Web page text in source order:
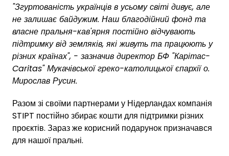
"Згуртованість українців в усьому світі дивує, але
не залишає байдужим. Наш благодійний фонд та
власне пральня-кав'ярня постійно відчувають
підтримку від земляків, які живуть та працюють у
різних країнах", - зазначив директор БФ "Карітас-
Caritas" Мукачівської греко-католицької єпархії о.
Мирослав Русин.
Разом зі своїми партнерами у Нідерландах компанія
STIPT постійно збирає кошти для підтримки різних
проєктів. Зараз же корисний подарунок призначався
для нашої пральні.